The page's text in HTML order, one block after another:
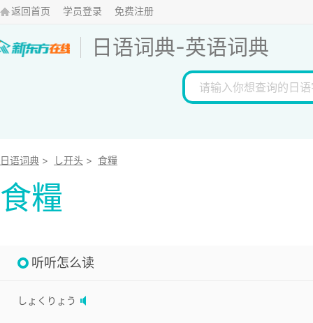
返回首页 学员登录 免费注册
日语词典-英语词典
日语词典 > し开头 > 食糧
食糧
听听怎么读
しょくりょう